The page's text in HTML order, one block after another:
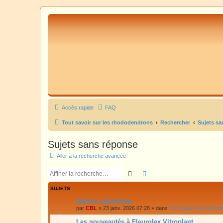
Accès rapide FAQ
Tout savoir sur les rhododendrons Rechercher Sujets
Sujets sans réponse
Aller à la recherche avancée
Rechercher
SUJETS
Holden arboretum
par CBL » 23 janv. 2026 07:28 » dans Ceci peut vous
Les nouveautés à Fleurolex Vitroplant